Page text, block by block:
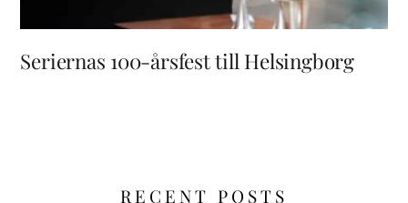
Seriernas 100-årsfest till Helsingborg
RECENT POSTS